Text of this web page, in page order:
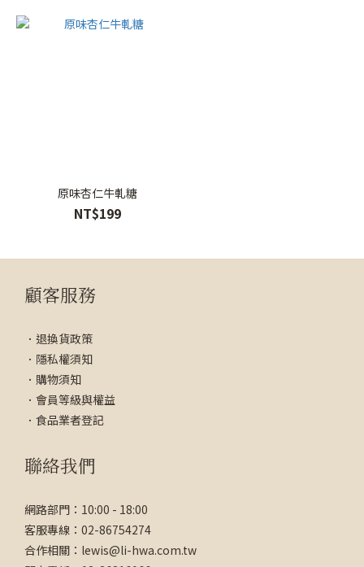
原味杏仁牛軋糖
NT$199
顧客服務
． 退換貨政策
． 隱私權須知
． 購物須知
． 會員等級與權益
． 食品業者登記
聯絡我們
網路部門：10:00 - 18:00
客服專線：02-86754274
合作相關：lewis@li-hwa.com.tw